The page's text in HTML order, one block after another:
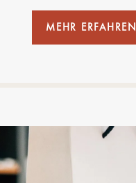
MEHR ERFAHREN